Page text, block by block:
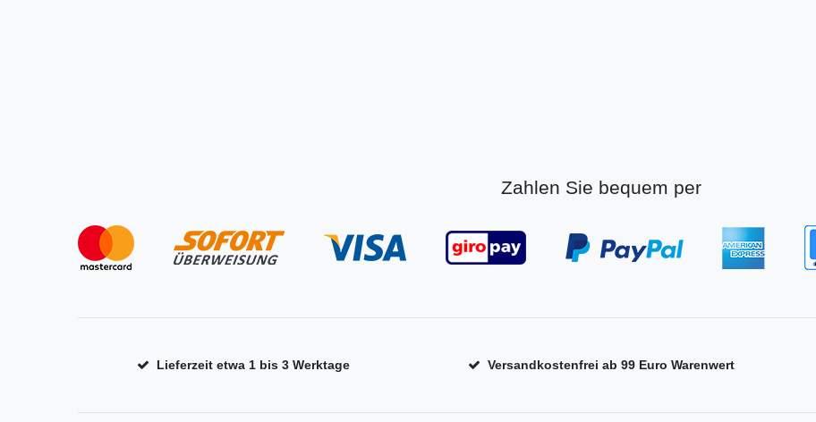
Zahlen Sie bequem per
Lieferzeit etwa 1 bis 3 Werktage Versandkostenfrei ab 99 Euro Warenwert